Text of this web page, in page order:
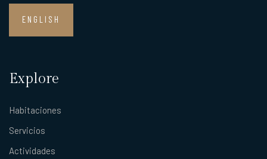
ENGLISH
Explore
Habitaciones
Servicios
Actividades